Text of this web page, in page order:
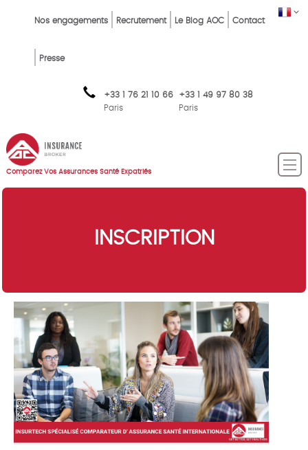
FR
Top
FR
Nos engagements Recrutement Le Blog AOC Contact
Presse
+33 1 76 21 10 66
Paris
+33 1 49 97 80 38
Paris
Comparez Vos Assurances Santé Expatriés
INSCRIPTION